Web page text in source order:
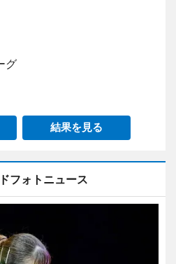
グ
結果を見る
フォトニュース